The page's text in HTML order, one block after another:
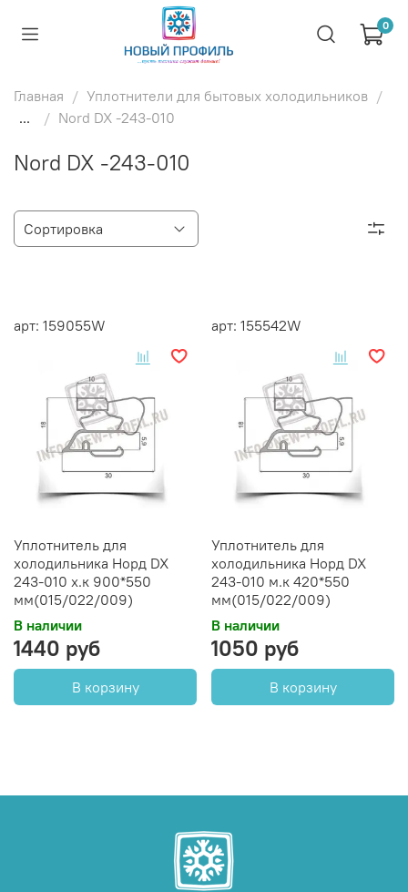
0
Главная
Уплотнители для бытовых холодильников
...
Nord DX -243-010
Nord DX -243-010
арт: 159055W
Уплотнитель для
холодильника Норд DX
243-010 х.к 900*550
мм(015/022/009)
В наличии
1440 руб
В корзину
арт: 155542W
Уплотнитель для
холодильника Норд DX
243-010 м.к 420*550
мм(015/022/009)
В наличии
1050 руб
В корзину